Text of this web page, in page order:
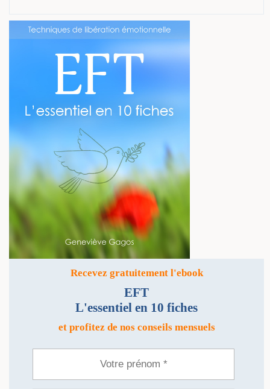
Recevez gratuitement l'ebook
EFT
L'essentiel en 10 fiches
et profitez de nos conseils mensuels